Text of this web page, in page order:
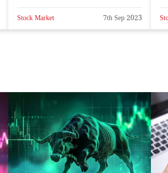
Stock Market 7th Sep 2023